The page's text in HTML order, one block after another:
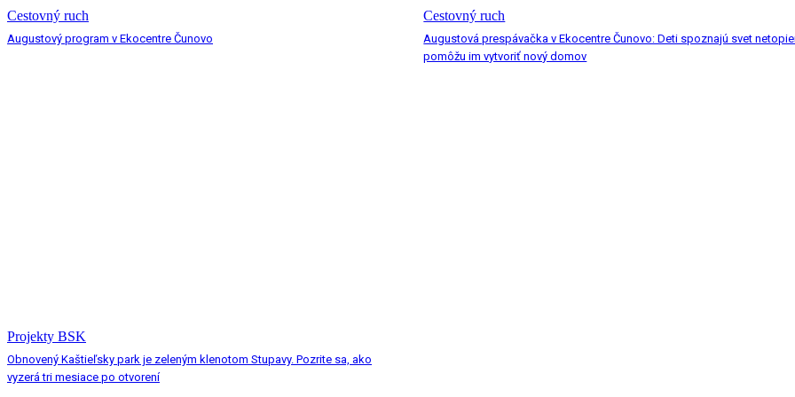
Cestovný ruch
Augustový program v Ekocentre Čunovo
Cestovný ruch
Augustová prespávačka v Ekocentre Čunovo: Deti spoznajú svet
pomôžu im vytvoriť nový domov
Projekty BSK
Obnovený Kaštieľsky park je zeleným klenotom Stupavy. Pozrite sa, ako
vyzerá tri mesiace po otvorení